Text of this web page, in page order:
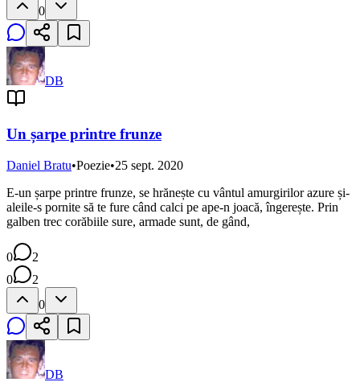
0
DB
Un șarpe printre frunze
Daniel Bratu•Poezie•25 sept. 2020
E-un șarpe printre frunze, se hrănește cu vântul amurgirilor azure și-
aleile-s pornite să te fure când calci pe ape-n joacă, îngerește. Prin
galben trec corăbiile sure, armade sunt, de gând,
0
2
0
2
0
DB